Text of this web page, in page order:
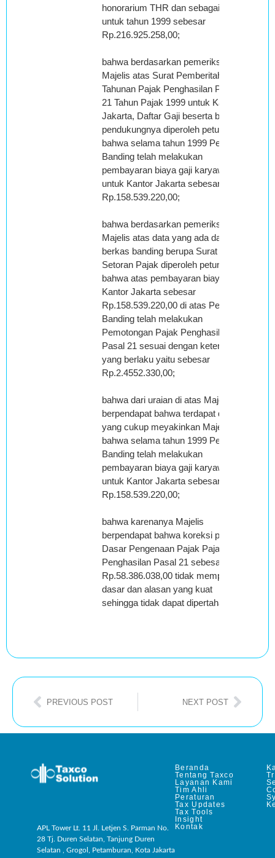
honorarium THR dan sebagainya
untuk tahun 1999 sebesar
Rp.216.925.258,00;
bahwa berdasarkan pemeriksaan
Majelis atas Surat Pemberitahuan
Tahunan Pajak Penghasilan Pasal
21 Tahun Pajak 1999 untuk Kantor
Jakarta, Daftar Gaji beserta bukti
pendukungnya diperoleh petunjuk
bahwa selama tahun 1999 Pemohon
Banding telah melakukan
pembayaran biaya gaji karyawan
untuk Kantor Jakarta sebesar
Rp.158.539.220,00;
bahwa berdasarkan pemeriksaan
Majelis atas data yang ada dalam
berkas banding berupa Surat
Setoran Pajak diperoleh petunjuk
bahwa atas pembayaran biaya gaji
Kantor Jakarta sebesar
Rp.158.539.220,00 di atas Pemohon
Banding telah melakukan
Pemotongan Pajak Penghasilan
Pasal 21 sesuai dengan ketentuan
yang berlaku yaitu sebesar
Rp.2.4552.330,00;
bahwa dari uraian di atas Majelis
berpendapat bahwa terdapat data
yang cukup meyakinkan Majelis
bahwa selama tahun 1999 Pemohon
Banding telah melakukan
pembayaran biaya gaji karyawan
untuk Kantor Jakarta sebesar
Rp.158.539.220,00;
bahwa karenanya Majelis
berpendapat bahwa koreksi positip
Dasar Pengenaan Pajak Pajak
Penghasilan Pasal 21 sebesar
Rp.58.386.038,00 tidak mempunyai
dasar dan alasan yang kuat
sehingga tidak dapat dipertahankan;
PREVIOUS POST NEXT POST
APL Tower Lt. 11 Jl. Letjen S. Parman No.
28 Tj. Duren Selatan, Tanjung Duren
Selatan , Grogol, Petamburan, Kota Jakarta
Beranda
Tentang Taxco
Layanan Kami
Tim Ahli
Peraturan
Tax Updates
Tax Tools
Insight
Kontak